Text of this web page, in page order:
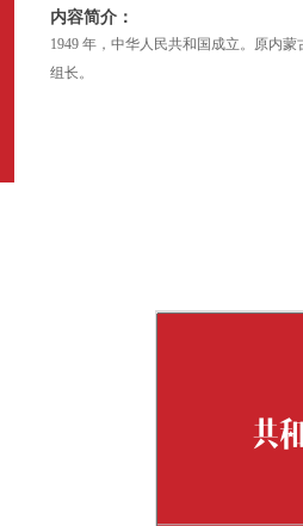
内容简介：
1949 年，中华人民共和国成立。原内
组长。